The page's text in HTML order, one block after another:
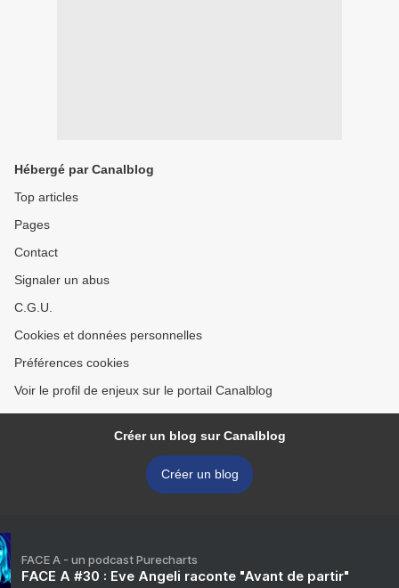
Hébergé par Canalblog
Top articles
Pages
Contact
Signaler un abus
C.G.U.
Cookies et données personnelles
Préférences cookies
Voir le profil de enjeux sur le portail Canalblog
Créer un blog sur Canalblog
Créer un blog
FACE A - un podcast Purecharts
FACE A #30 : Eve Angeli raconte "Avant de partir"